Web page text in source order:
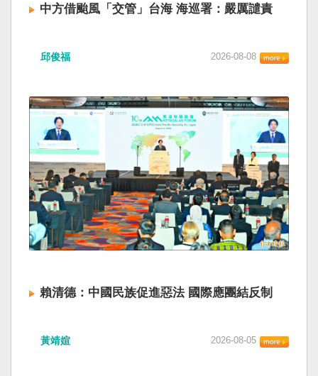
中方借颱風「交管」台海 海巡署：嚴厲譴責
邱俊福 2026-08-08
賴清德：中國民族促進惡法 國際應團結反制
黃靖媗 2026-08-05